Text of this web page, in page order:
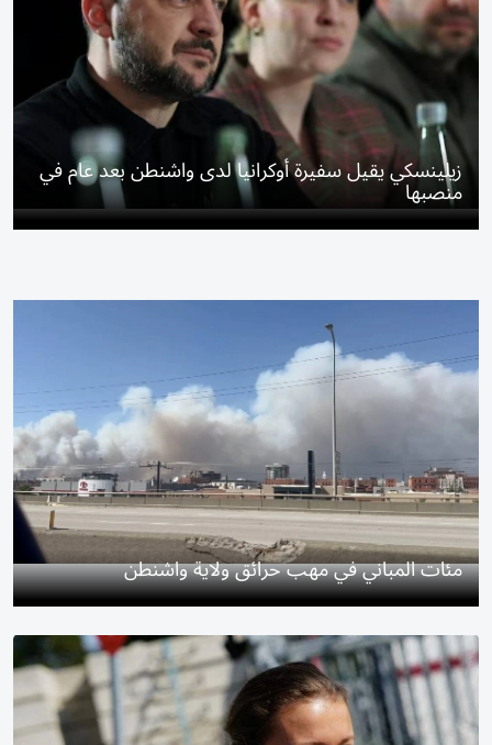
زيلينسكي يقيل سفيرة أوكرانيا لدى واشنطن بعد عام في
منصبها
مئات المباني في مهب حرائق ولاية واشنطن